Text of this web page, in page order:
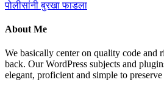
About Me
We basically center on quality code and
back. Our WordPress subjects and
elegant, proficient and simple to